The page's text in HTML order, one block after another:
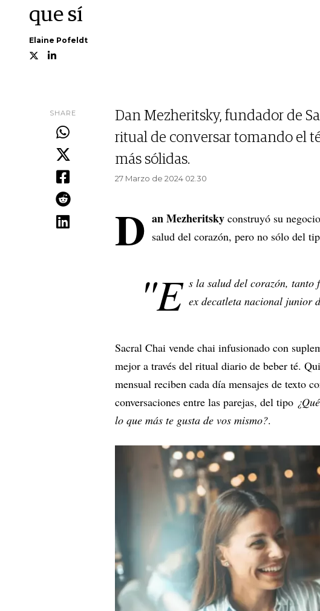
que sí
Elaine Pofeldt
SHARE
Dan Mezheritsky, fundador de
ritual de conversar tomando el
más sólidas.
27 Marzo de 2024 02.30
D an Mezheritsky construyó su
salud del corazón, pero no sólo del
"E s la salud del corazón, tanto
ex decatleta nacional junior
Sacral Chai vende chai infusionado con
mejor a través del ritual diario de beber té.
mensual reciben cada día mensajes de texto
conversaciones entre las parejas, del tipo
lo que más te gusta de vos mismo?.